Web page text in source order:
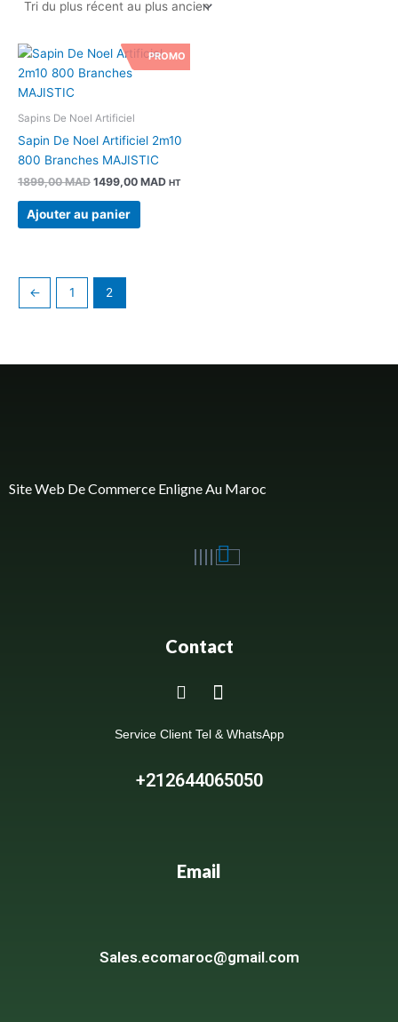
PROMO
Sapins De Noel Artificiel
Sapin De Noel Artificiel 2m10
800 Branches MAJISTIC
1899,00MAD
Le
initial
1499,00 MAD
prix
HT
Ajouter au panier
← 1 2
Site Web De Commerce Enligne Au Maroc
Contact
Service Client Tel & WhatsApp
+212644065050
Email
Sales.ecomaroc@gmail.com